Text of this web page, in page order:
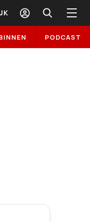
PODCAST